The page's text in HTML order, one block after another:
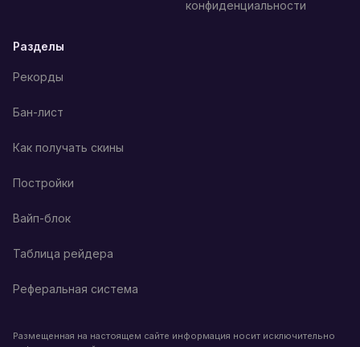
конфиденциальности
Разделы
Рекорды
Бан-лист
Как получать скины
Постройки
Вайп-блок
Таблица рейдера
Реферальная система
Размещенная на настоящем сайте информация носит исключительно